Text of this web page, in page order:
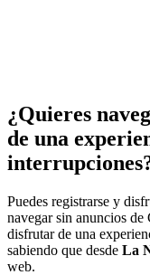
¿Quieres
de una
Puedes registrarse y
navegar sin anuncios de
disfrutar de una
sabiendo que desde La
web.